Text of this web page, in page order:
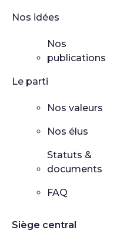
Nos idées
Nos
publications
Le parti
Nos valeurs
Nos élus
Statuts &
documents
FAQ
Siège central